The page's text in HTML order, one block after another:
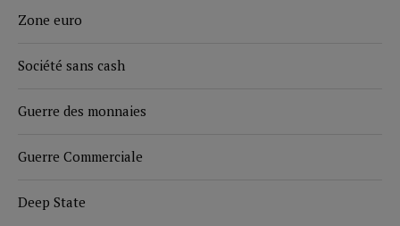
Zone euro
Société sans cash
Guerre des monnaies
Guerre Commerciale
Deep State